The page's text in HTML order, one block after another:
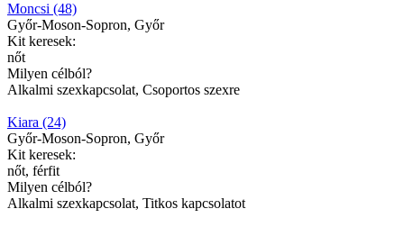
Moncsi (48)
Győr-Moson-Sopron, Győr
Kit keresek:
nőt
Milyen célból?
Alkalmi szexkapcsolat, Csoportos szexre
Kiara (24)
Győr-Moson-Sopron, Győr
Kit keresek:
nőt, férfit
Milyen célból?
Alkalmi szexkapcsolat, Titkos kapcsolatot